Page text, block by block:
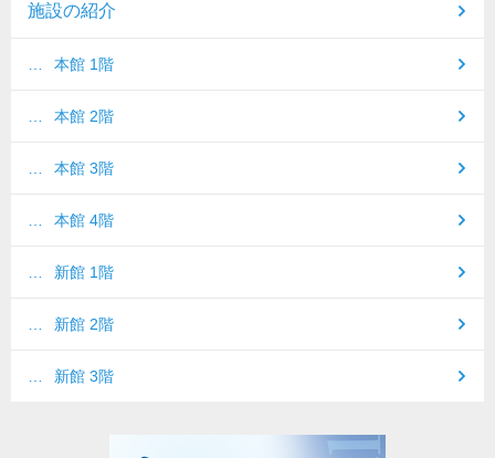
施設の紹介
本館 1階
本館 2階
本館 3階
本館 4階
新館 1階
新館 2階
新館 3階